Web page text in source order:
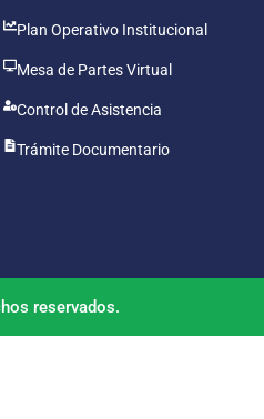
Plan Operativo Institucional
Mesa de Partes Virtual
Control de Asistencia
Trámite Documentario
reservados.